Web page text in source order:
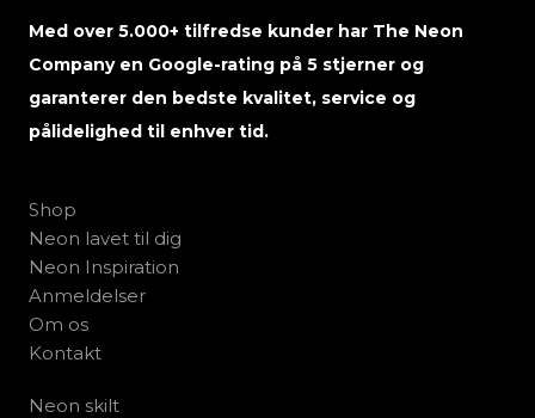
Med over 5.000+ tilfredse kunder har The Neon
Company en Google-rating på 5 stjerner og
garanterer den bedste kvalitet, service og
pålidelighed til enhver tid.
Shop
Neon lavet til dig
Neon Inspiration
Anmeldelser
Om os
Kontakt
Neon skilt